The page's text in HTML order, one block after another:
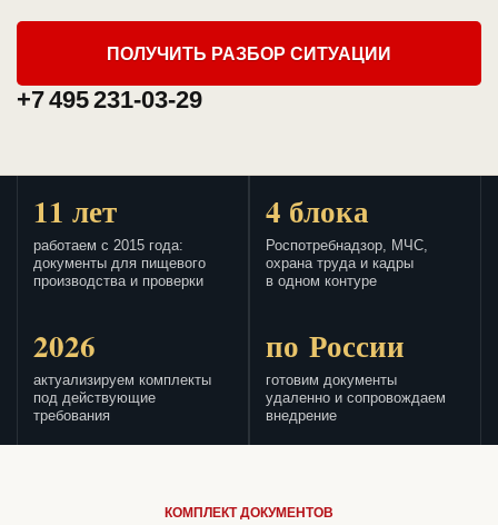
ПОЛУЧИТЬ РАЗБОР СИТУАЦИИ
+7 495 231-03-29
11 лет
работаем с 2015 года:
документы для пищевого
производства и проверки
4 блока
Роспотребнадзор, МЧС,
охрана труда и кадры
в одном контуре
2026
актуализируем комплекты
под действующие
требования
по России
готовим документы
удаленно и сопровождаем
внедрение
КОМПЛЕКТ ДОКУМЕНТОВ